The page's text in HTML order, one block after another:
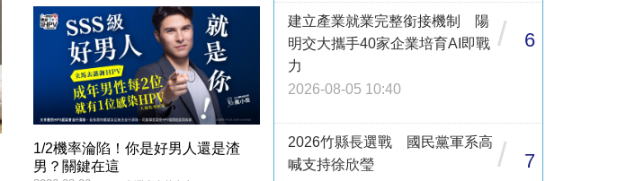
1/2機率淪陷！你是好男人還是渣
男？關鍵在這
建立產業就業完整銜接機制 陽
明交大攜手40家企業培育AI即戰
力
2026-08-05 10:40
/ 6
2026竹縣長選戰 國民黨軍系高
喊支持徐欣瑩
/ 7